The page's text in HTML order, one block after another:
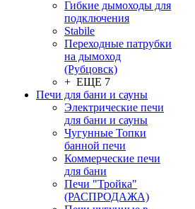
Гибкие дымоходы для
подключения
Stabile
Переходные патрубки
на дымоход
(Рубцовск)
+ ЕЩЕ 7
Печи для бани и сауны
Электрические печи
для бани и сауны
Чугунные Топки
банной печи
Коммерческие печи
для бани
Печи "Тройка"
(РАСПРОДАЖА)